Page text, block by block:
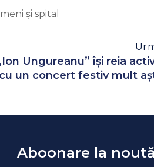
Ungureanu” își reia
un concert festiv mult
Aboonare la